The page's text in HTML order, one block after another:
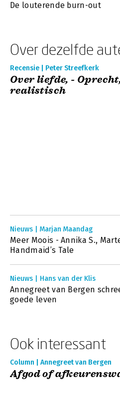
De louterende burn-out
Over dezelfde
Recensie | Peter Streefkerk
Over liefde, -
realistisch
Nieuws | Marjan Maandag
Meer Moois - Annika S.,
Handmaid’s Tale
Nieuws | Hans van der Klis
Annegreet van Bergen
goede leven
Ook interessant
Column | Annegreet van Bergen
Afgod of